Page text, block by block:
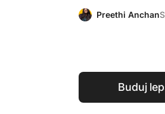
Preethi Anchan
Buduj